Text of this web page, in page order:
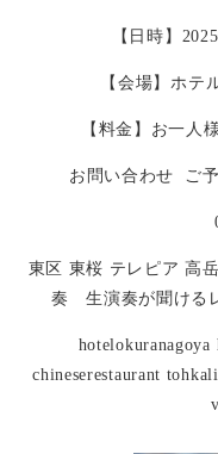
【日時】
【会場】ホテ
【料金】お一人
お問い合わせ ご
東区 東桜 テレピア
奏 生演奏が聞ける
chineserestaurant